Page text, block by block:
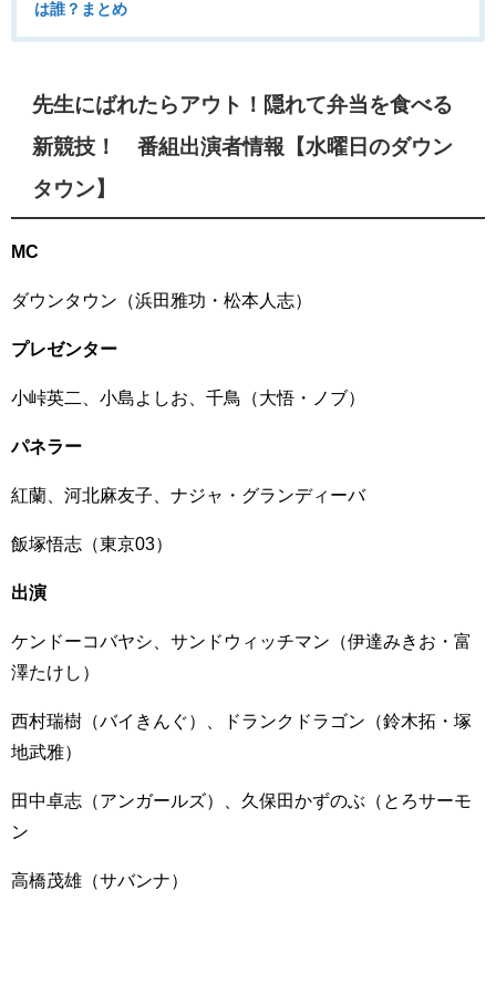
は誰？まとめ
先生にばれたらアウト！隠れて弁当を食べる
新競技！ 番組出演者情報【水曜日のダウン
タウン】
MC
ダウンタウン（浜田雅功・松本人志）
プレゼンター
小峠英二、小島よしお、千鳥（大悟・ノブ）
パネラー
紅蘭、河北麻友子、ナジャ・グランディーバ
飯塚悟志（東京03）
出演
ケンドーコバヤシ、サンドウィッチマン（伊達みきお・富
澤たけし）
西村瑞樹（バイきんぐ）、ドランクドラゴン（鈴木拓・塚
地武雅）
田中卓志（アンガールズ）、久保田かずのぶ（とろサーモ
ン
高橋茂雄（サバンナ）